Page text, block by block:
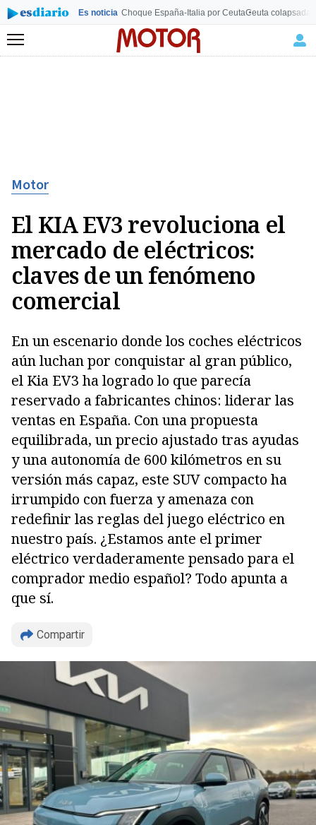
Es noticia Choque España-Italia por CeutaCeuta colapsada
Menú
Motor
El KIA EV3 revoluciona el
mercado de eléctricos:
claves de un fenómeno
comercial
En un escenario donde los coches eléctricos
aún luchan por conquistar al gran público,
el Kia EV3 ha logrado lo que parecía
reservado a fabricantes chinos: liderar las
ventas en España. Con una propuesta
equilibrada, un precio ajustado tras ayudas
y una autonomía de 600 kilómetros en su
versión más capaz, este SUV compacto ha
irrumpido con fuerza y amenaza con
redefinir las reglas del juego eléctrico en
nuestro país. ¿Estamos ante el primer
eléctrico verdaderamente pensado para el
comprador medio español? Todo apunta a
que sí.
Compartir